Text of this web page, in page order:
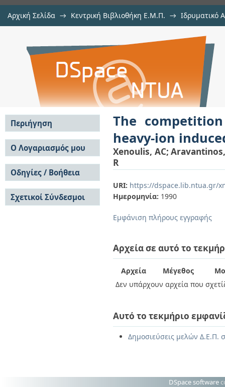
Αρχική Σελίδα → Κεντρική Βιβλιοθήκη Ε.Μ.Π. → Ιδρυματικό
The competition between p2n,
nuclear reactions
The
heavy-ion
Xenoulis, AC;
R
URI: https://dspace.lib.ntua.gr/
Ημερομηνία: 1990
Εμφάνιση πλήρους εγγραφής
Αρχεία σε αυτό το
Αρχεία Μέγεθος
Δεν υπάρχουν αρχεία που
Αυτό το τεκμήριο
Δημοσιεύσεις μελών Δ.Ε.Π.
Περιήγηση
Σε όλο το DSpace
Κοινότητες & Συλλογές
Ανά Ημερομηνία
Έκδοσης
Συγγραφείς
Τίτλοι
Θέματα
Ο Λογαριασμός μου
Σύνδεση
Εγγραφή
Οδηγίες / Βοήθεια
Οδηγίες Υποβολής
Οδηγίες Χρήσης ΙΑ
Συχνές Ερωτήσεις
Σχετικοί Σύνδεσμοι
DSpace software